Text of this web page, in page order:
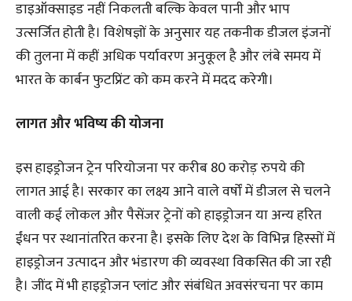
डाइऑक्साइड नहीं निकलती बल्कि केवल पानी और भाप
उत्सर्जित होती है। विशेषज्ञों के अनुसार यह तकनीक डीजल इंजनों
की तुलना में कहीं अधिक पर्यावरण अनुकूल है और लंबे समय में
भारत के कार्बन फुटप्रिंट को कम करने में मदद करेगी।
लागत और भविष्य की योजना
इस हाइड्रोजन ट्रेन परियोजना पर करीब 80 करोड़ रुपये की
लागत आई है। सरकार का लक्ष्य आने वाले वर्षों में डीजल से चलने
वाली कई लोकल और पैसेंजर ट्रेनों को हाइड्रोजन या अन्य हरित
ईंधन पर स्थानांतरित करना है। इसके लिए देश के विभिन्न हिस्सों में
हाइड्रोजन उत्पादन और भंडारण की व्यवस्था विकसित की जा रही
है। जींद में भी हाइड्रोजन प्लांट और संबंधित अवसंरचना पर काम